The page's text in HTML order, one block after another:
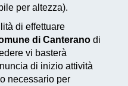
per altezza).
di effettuare
di Canterano di
vi basterà
di inizio attività
necessario per